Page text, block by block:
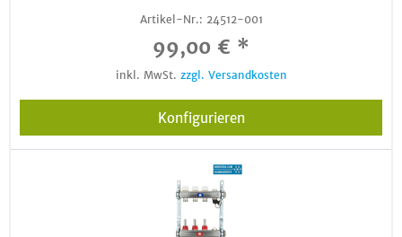
Artikel-Nr.: 24512-001
99,00 € *
inkl. MwSt. zzgl. Versandkosten
Konfigurieren